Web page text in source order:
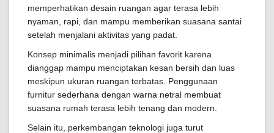
memperhatikan desain ruangan agar terasa lebih
nyaman, rapi, dan mampu memberikan suasana santai
setelah menjalani aktivitas yang padat.
Konsep minimalis menjadi pilihan favorit karena
dianggap mampu menciptakan kesan bersih dan luas
meskipun ukuran ruangan terbatas. Penggunaan
furnitur sederhana dengan warna netral membuat
suasana rumah terasa lebih tenang dan modern.
Selain itu, perkembangan teknologi juga turut